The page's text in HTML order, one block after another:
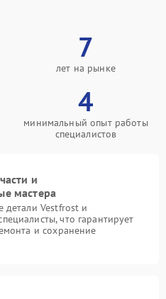
7
лет на рынке
4
минимальный опыт работы
специалистов
и
мастера
детали Vestfrost и
что гарантирует
и сохранение